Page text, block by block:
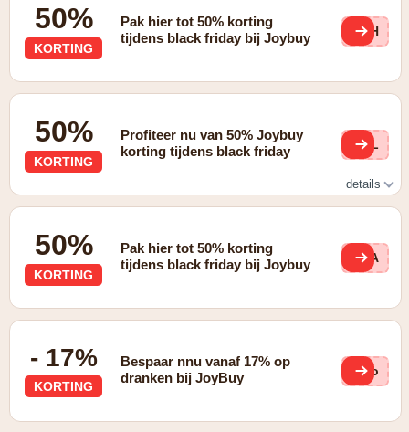
50%
KORTING
Pak hier tot 50% korting
tijdens black friday bij Joybuy
dEH
50%
KORTING
Profiteer nu van 50% Joybuy
korting tijdens black friday
w7L
details
50%
KORTING
Pak hier tot 50% korting
tijdens black friday bij Joybuy
C2A
- 17%
KORTING
Bespaar nnu vanaf 17% op
dranken bij JoyBuy
rCo